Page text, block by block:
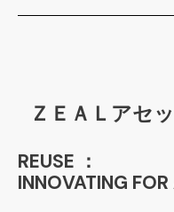
ＺＥＡＬアセ
REUSE ：
INNOVATING